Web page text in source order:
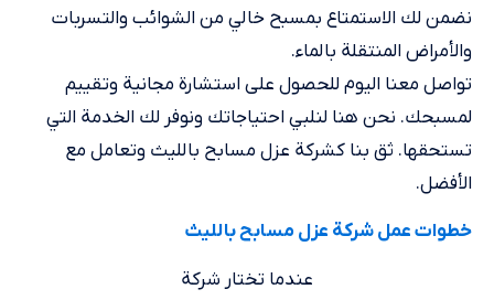
نضمن لك الاستمتاع بمسبح خالي من الشوائب والتسربات
والأمراض المنتقلة بالماء.
تواصل معنا اليوم للحصول على استشارة مجانية وتقييم
لمسبحك. نحن هنا لنلبي احتياجاتك ونوفر لك الخدمة التي
تستحقها. ثق بنا كشركة عزل مسابح بالليث وتعامل مع
الأفضل.
خطوات عمل شركة عزل مسابح بالليث
عندما تختار شركة